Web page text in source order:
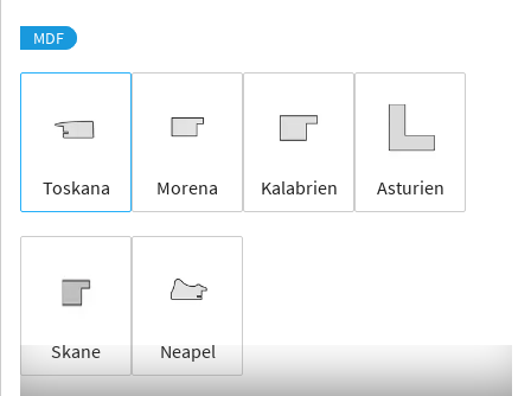
MDF
Toskana Morena Kalabrien Asturien
Skane Neapel